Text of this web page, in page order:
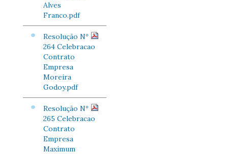
Alves
Franco.pdf
Resolução Nº
264 Celebracao
Contrato
Empresa
Moreira
Godoy.pdf
Resolução Nº
265 Celebracao
Contrato
Empresa
Maximum